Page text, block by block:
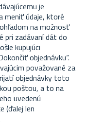
je
meniť údaje, ktoré
na možnosť
zadávaní dát do
kupujúci
objednávku“.
považované za
objednávky toto
poštou, a to na
uvedenú
(ďalej len